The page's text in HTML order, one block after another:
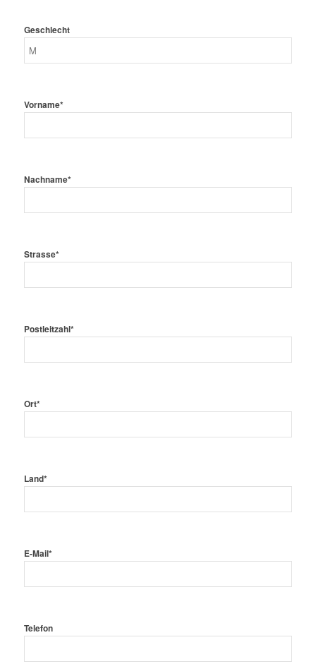
Geschlecht
Vorname*
Nachname*
Strasse*
Postleitzahl*
Ort*
Land*
E-Mail*
Telefon